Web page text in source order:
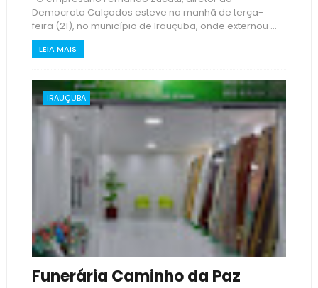
Democrata Calçados esteve na manhã de terça-
feira (21), no município de Irauçuba, onde externou ...
LEIA MAIS
IRAUÇUBA
Funerária Caminho da Paz